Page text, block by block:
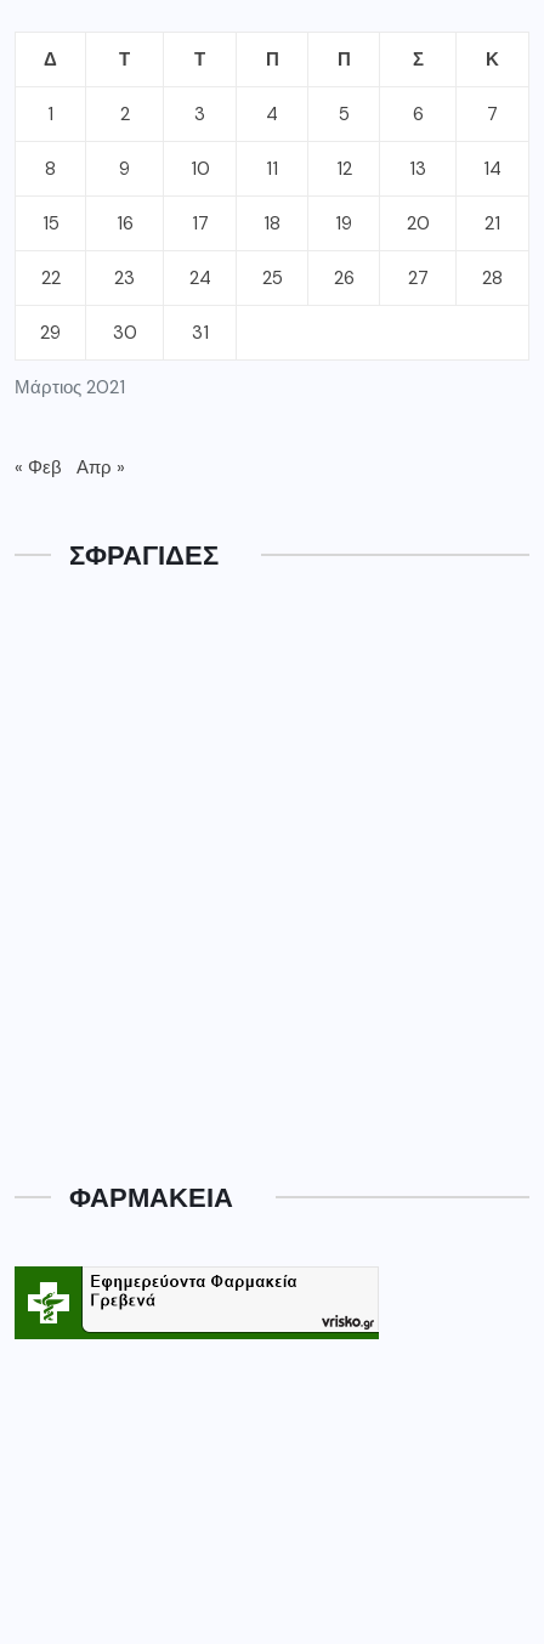
Μάρτιος 2021
Δ Τ Τ Π Π Σ Κ
1 2 3 4 5 6 7
8 9 10 11 12 13 14
15 16 17 18 19 20 21
22 23 24 25 26 27 28
29 30 31
« Φεβ Απρ »
ΣΦΡΑΓΙΔΕΣ
ΦΑΡΜΑΚΕΙΑ